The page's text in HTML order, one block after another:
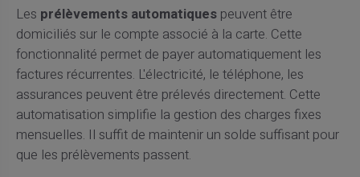
Les prélèvements automatiquespeuvent être
domiciliés sur le compte associé à la carte. Cette
fonctionnalité permet de payer automatiquement les
factures récurrentes. L'électricité, le téléphone, les
assurances peuvent être prélevés directement. Cette
automatisation simplifie la gestion des charges fixes
mensuelles. Il suffit de maintenir un solde suffisant pour
que les prélèvements passent.